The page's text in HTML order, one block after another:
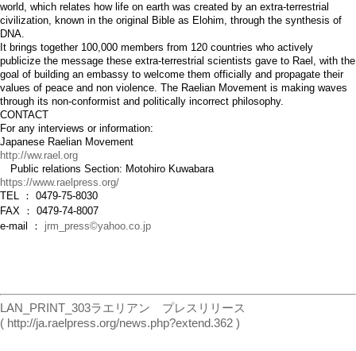
world, which relates how life on earth was created by an extra-terrestrial
civilization, known in the original Bible as Elohim, through the synthesis of
DNA.
It brings together 100,000 members from 120 countries who actively
publicize the message these extra-terrestrial scientists gave to Rael, with the
goal of building an embassy to welcome them officially and propagate their
values of peace and non violence. The Raelian Movement is making waves
through its non-conformist and politically incorrect philosophy.
CONTACT
For any interviews or information:
Japanese Raelian Movement
http://ww.rael.org
Public relations Section: Motohiro Kuwabara
https://www.raelpress.org/
TEL ： 0479-75-8030
FAX ： 0479-74-8007
e-mail ： jrm_press©yahoo.co.jp
LAN_PRINT_303ラエリアン プレスリリース
( http://ja.raelpress.org/news.php?extend.362 )